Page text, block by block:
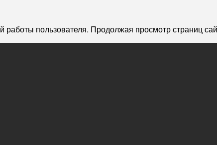
пользователя. Продолжая просмотр страниц